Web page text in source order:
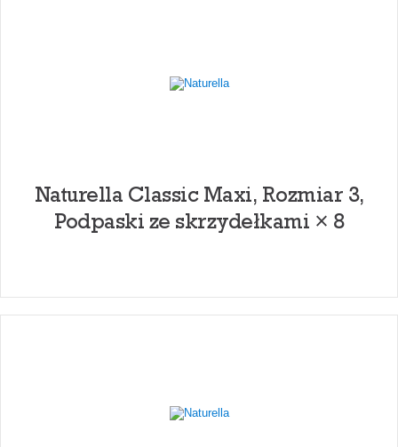
Naturella Classic Maxi, Rozmiar 3,
Podpaski ze skrzydełkami × 8